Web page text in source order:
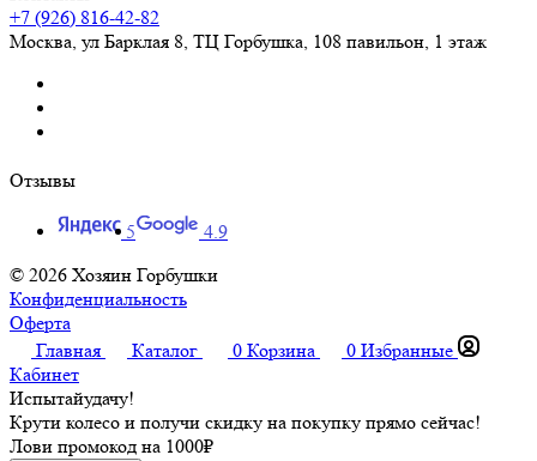
+7 (926) 816-42-82
Москва, ул Барклая 8, ТЦ Горбушка, 108 павильон, 1 этаж
Отзывы
5
4.9
© 2026 Хозяин Горбушки
Конфиденциальность
Оферта
Главная
Каталог 0 Корзина 0 Избранные
Кабинет
Испытайудачу!
Крути колесо и получи скидку на покупку прямо сейчас!
Лови промокод на 1000₽